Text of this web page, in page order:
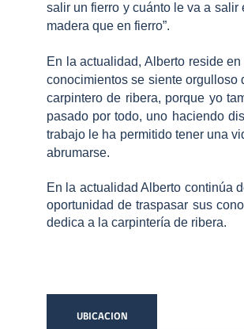
salir un fierro y cuánto le va a
madera que en fierro”.
En la actualidad, Alberto reside
conocimientos se siente orgulloso
carpintero de ribera, porque yo
pasado por todo, uno haciendo
trabajo le ha permitido tener una
abrumarse.
En la actualidad Alberto continúa
oportunidad de traspasar sus
dedica a la carpintería de ribera.
UBICACION